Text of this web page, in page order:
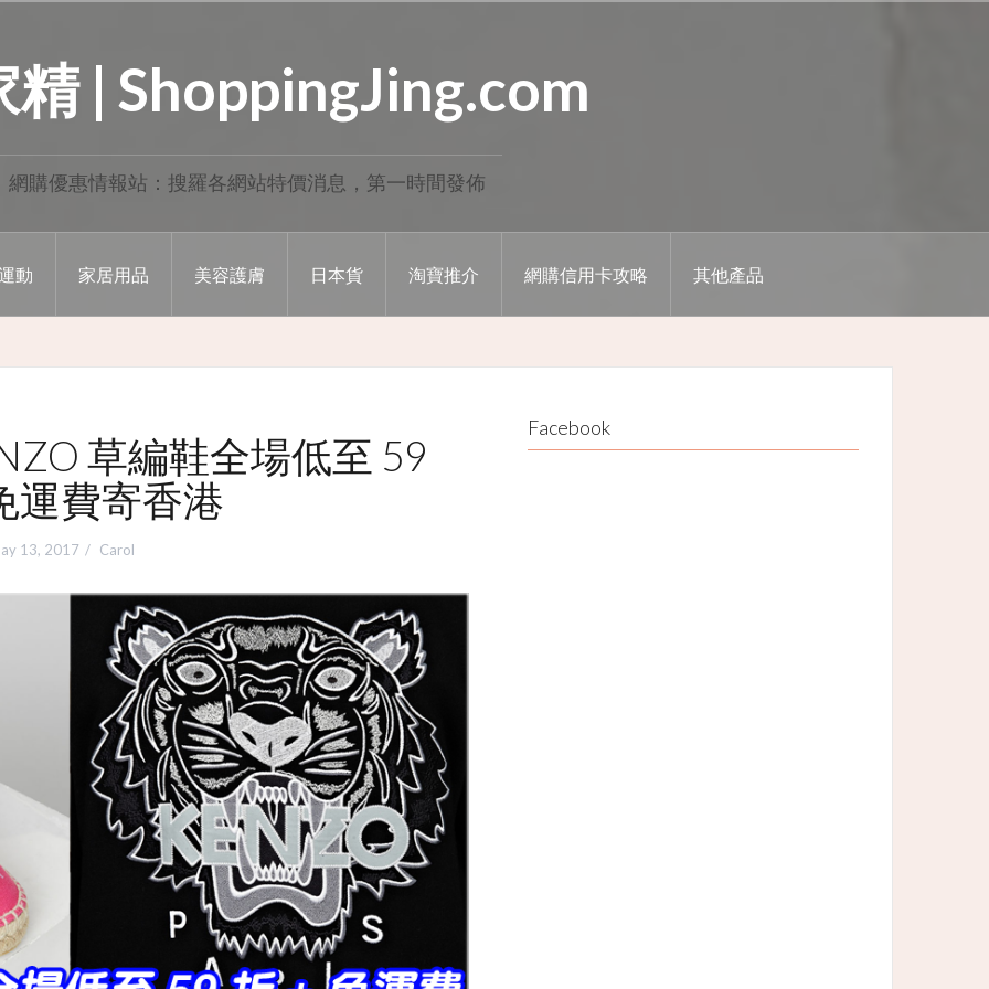
精 | ShoppingJing.com
網購優惠情報站：搜羅各網站特價消息，第一時間發佈
動 家居用品 美容護膚 日本貨 淘寶推介 網購信用卡攻略 其他產品
草編鞋全場低至 59
運費寄香港
13, 2017 Carol
Facebook